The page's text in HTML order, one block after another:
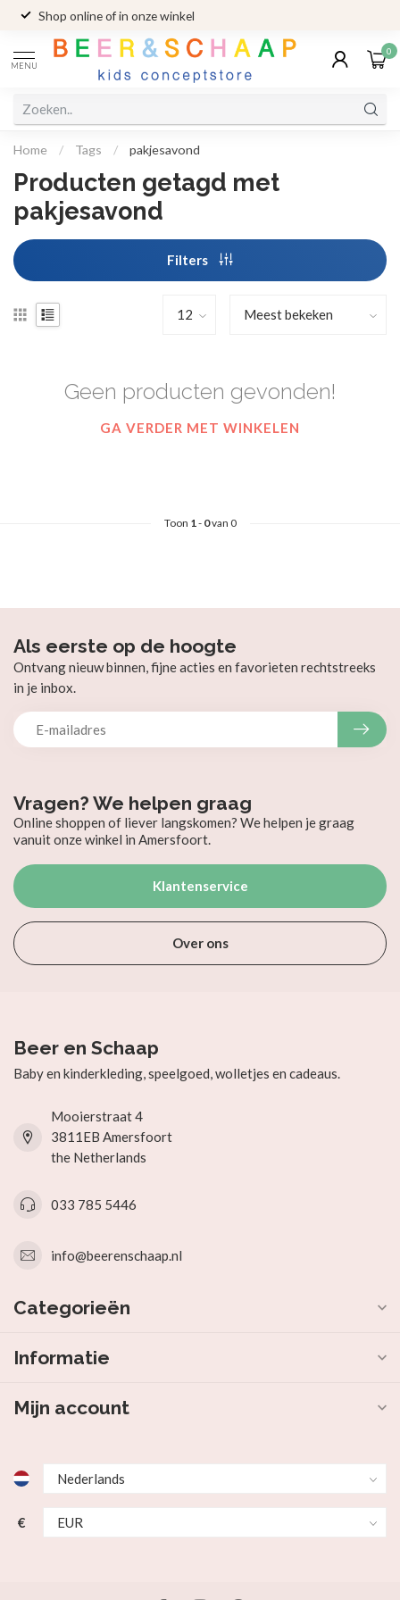
Shop online of in onze winkel
MENU
0
Home / Tags / pakjesavond
Producten getagd met
pakjesavond
Filters
Geen producten gevonden!
GA VERDER MET WINKELEN
Toon 1- 0van 0
Vragen? We helpen graag
Online shoppen of liever langskomen? We helpen je graag
vanuit onze winkel in Amersfoort.
Klantenservice
Over ons
Als eerste op de hoogte
Ontvang nieuw binnen, fijne acties en favorieten rechtstreeks
in je inbox.
Beer en Schaap
Baby en kinderkleding, speelgoed, wolletjes en cadeaus.
Mooierstraat 4
3811EB Amersfoort
the Netherlands
033 785 5446
info@beerenschaap.nl
Categorieën
Informatie
Mijn account
€